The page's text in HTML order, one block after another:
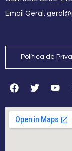
Email Geral:
Política de